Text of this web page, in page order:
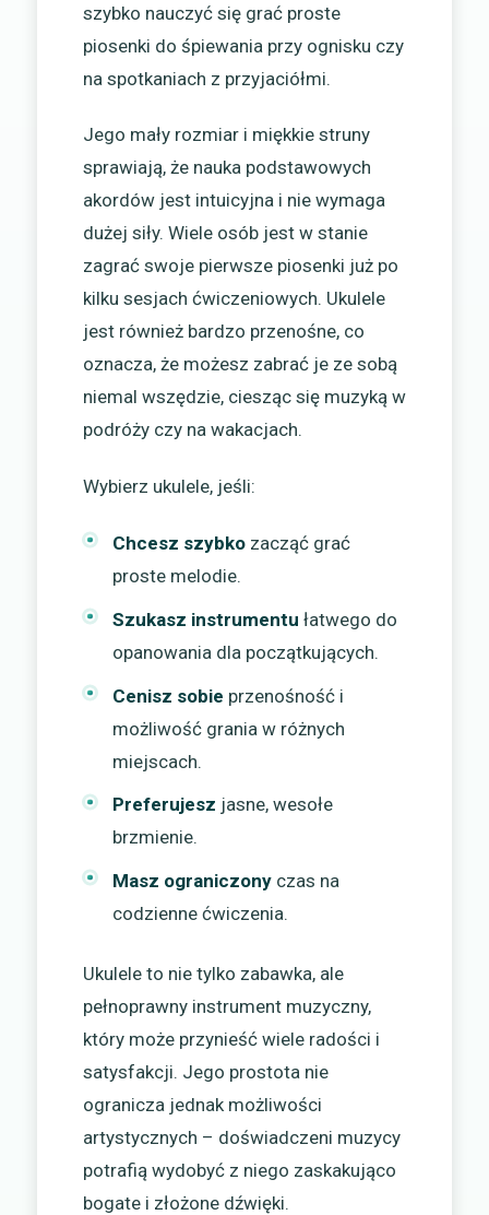
szybko nauczyć się grać proste
piosenki do śpiewania przy ognisku czy
na spotkaniach z przyjaciółmi.
Jego mały rozmiar i miękkie struny
sprawiają, że nauka podstawowych
akordów jest intuicyjna i nie wymaga
dużej siły. Wiele osób jest w stanie
zagrać swoje pierwsze piosenki już po
kilku sesjach ćwiczeniowych. Ukulele
jest również bardzo przenośne, co
oznacza, że możesz zabrać je ze sobą
niemal wszędzie, ciesząc się muzyką w
podróży czy na wakacjach.
Wybierz ukulele, jeśli:
Chcesz szybko zacząć grać
proste melodie.
Szukasz instrumentu łatwego do
opanowania dla początkujących.
Cenisz sobie przenośność i
możliwość grania w różnych
miejscach.
Preferujesz jasne, wesołe
brzmienie.
Masz ograniczony czas na
codzienne ćwiczenia.
Ukulele to nie tylko zabawka, ale
pełnoprawny instrument muzyczny,
który może przynieść wiele radości i
satysfakcji. Jego prostota nie
ogranicza jednak możliwości
artystycznych – doświadczeni muzycy
potrafią wydobyć z niego zaskakująco
bogate i złożone dźwięki.